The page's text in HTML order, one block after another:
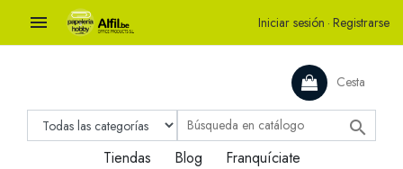
 Iniciar sesión · Registrarse
Cesta

Tiendas Blog Franquíciate